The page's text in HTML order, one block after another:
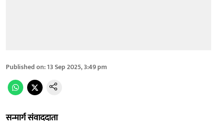
Published on:13 Sep 2025, 3:49 pm
सन्मार्ग संवाददाता